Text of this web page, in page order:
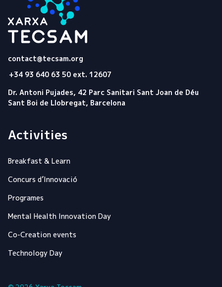
contact@tecsam.org
+34 93 640 63 50 ext. 12607
Dr. Antoni Pujades, 42 Parc Sanitari Sant Joan de Déu
Sant Boi de Llobregat, Barcelona
Activities
Breakfast & Learn
Concurs d’Innovació
Programes
Mental Health Innovation Day
Co-Creation events
Technology Day